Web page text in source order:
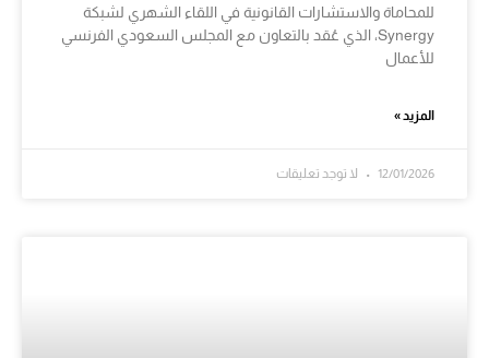
للمحاماة والاستشارات القانونية في اللقاء الشهري لشبكة
Synergy، الذي عُقد بالتعاون مع المجلس السعودي الفرنسي
للأعمال
المزيد »
12/01/2026 لا توجد تعليقات